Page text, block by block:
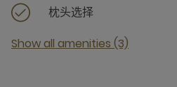
枕头选择
Show all amenities (3)